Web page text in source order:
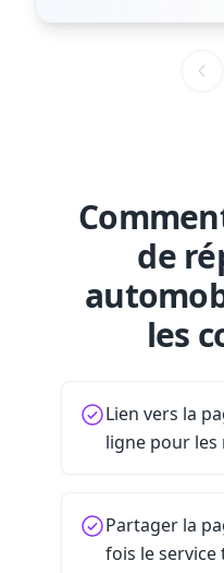
de
les
Lien vers la
ligne pour les
Partager la
fois le service